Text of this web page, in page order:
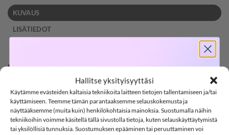
Hallitse yksityisyyttäsi
Käytämme evästeiden kaltaisia tekniikoita laitteen tietojen tallentamiseen ja/tai
käyttämiseen. Teemme tämän parantaaksemme selauskokemusta ja
näyttääksemme (muita kuin) henkilökohtaisia mainoksia. Suostumalla näihin
tekniikoihin voimme käsitellä tällä sivustolla tietoja, kuten selauskäyttäytymistä
tai yksilöllisiä tunnuksia. Suostumuksen epääminen tai peruuttaminen voi
KUVAUS
LISÄTIEDOT
Name it NBNRIXMAS tonttulakki, Jester Red
Name it NBNRIXMAS on ihana, pitkä tonttulakki. Materiaali
on pehmeää luomupuuvillaneulosta. Tonttuhatun reunassa
joustinneuletta. Laksisa valkoinen karvatupsu.
SOFTSHELL
-15%